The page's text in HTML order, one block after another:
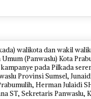
walikota dan wakil
(Panwaslu) Kota
pada Pilkada
Provinsi Sumsel,
Herman Julaidi
ST, Sekretaris Panwaslu,